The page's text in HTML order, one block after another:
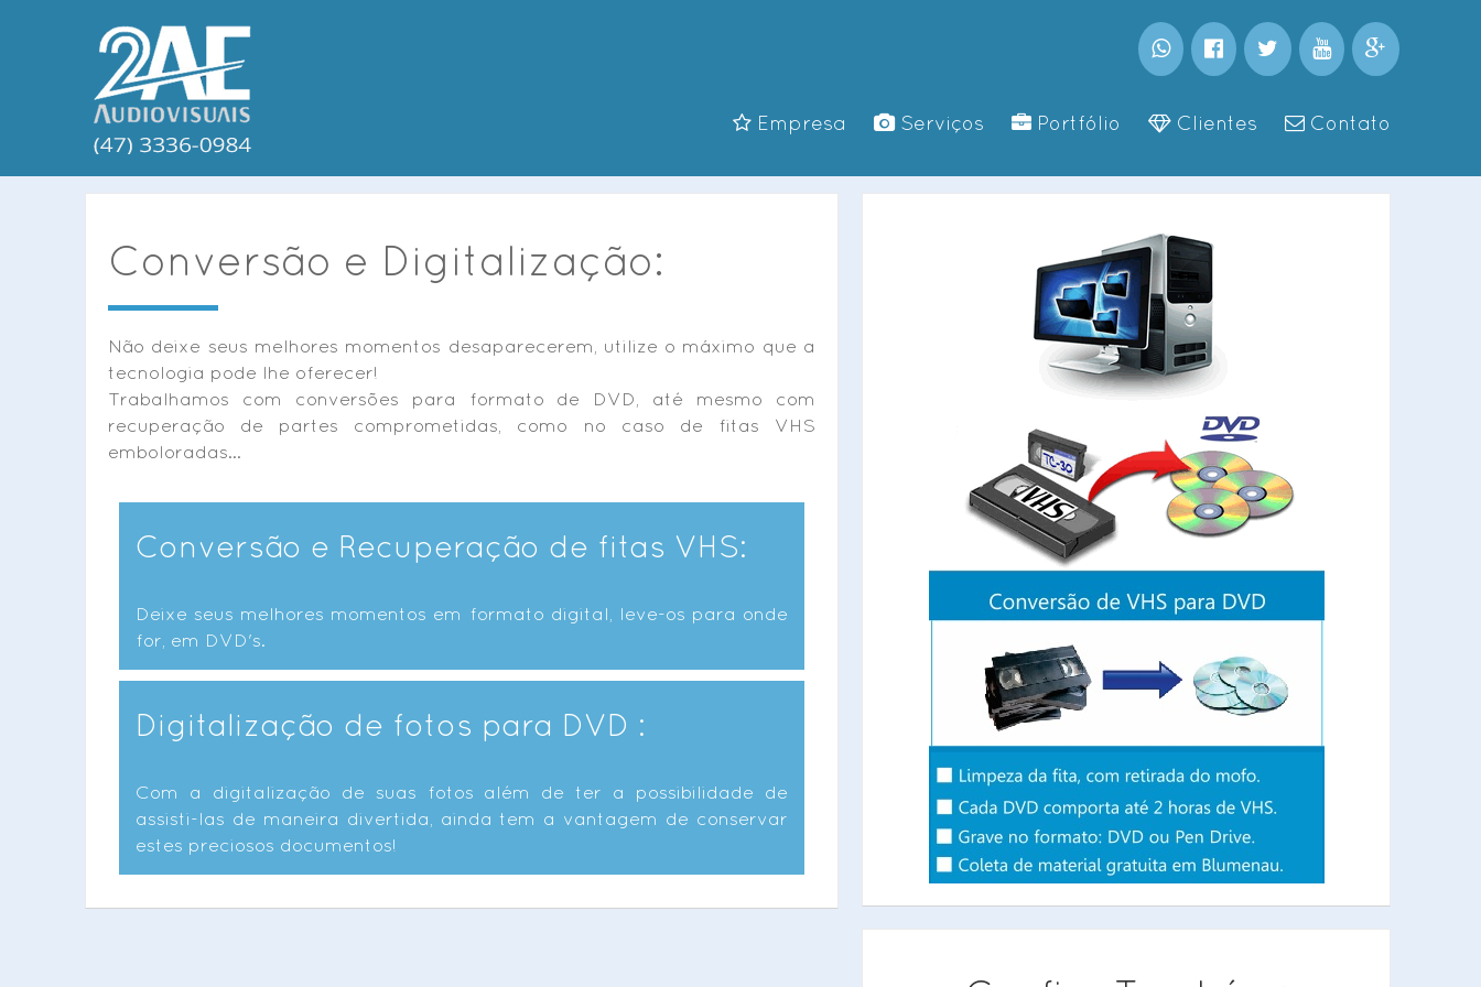
Empresa Serviços Portfólio Clientes Contato
Conversão e Digitalização:
Não deixe seus melhores momentos desaparecerem, utilize o máximo que a
tecnologia pode lhe oferecer!
Trabalhamos com conversões para formato de DVD, até mesmo com
recuperação de partes comprometidas, como no caso de fitas VHS
emboloradas...
Conversão e Recuperação de fitas VHS:
Deixe seus melhores momentos em formato digital, leve-os para onde
for, em DVD's.
Digitalização de fotos para DVD :
Com a digitalização de suas fotos além de ter a possibilidade de
assisti-las de maneira divertida, ainda tem a vantagem de conservar
estes preciosos documentos!